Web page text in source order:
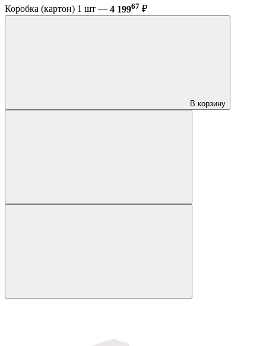
Коробка (картон) 1 шт — 4 19967 ₽
В корзину